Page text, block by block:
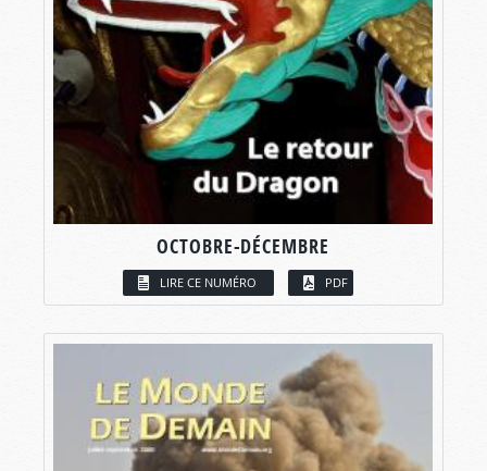
OCTOBRE-DÉCEMBRE
LIRE CE NUMÉRO PDF